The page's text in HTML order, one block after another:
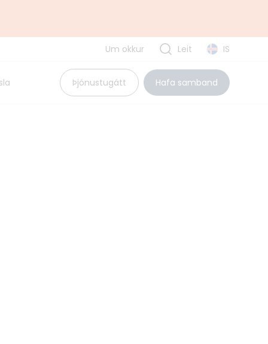
Uppbyggingarsjóður EES
Pólland
Um okkur Leit IS
Þjónustugátt Hafa samband